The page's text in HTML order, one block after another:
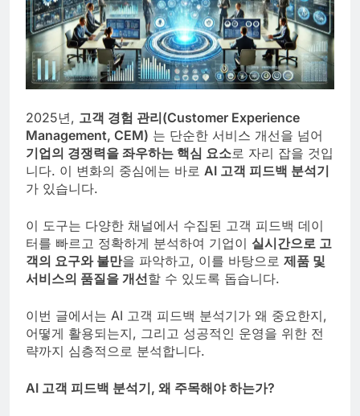
2025년, 고객 경험 관리(Customer Experience
Management, CEM) 는 단순한 서비스 개선을 넘어
기업의 경쟁력을 좌우하는 핵심 요소로 자리 잡을 것입
니다. 이 변화의 중심에는 바로 AI 고객 피드백 분석기
가 있습니다.
이 도구는 다양한 채널에서 수집된 고객 피드백 데이
터를 빠르고 정확하게 분석하여 기업이 실시간으로 고
객의 요구와 불만을 파악하고, 이를 바탕으로 제품 및
서비스의 품질을 개선할 수 있도록 돕습니다.
이번 글에서는 AI 고객 피드백 분석기가 왜 중요한지,
어떻게 활용되는지, 그리고 성공적인 운영을 위한 전
략까지 심층적으로 분석합니다.
AI 고객 피드백 분석기, 왜 주목해야 하는가?